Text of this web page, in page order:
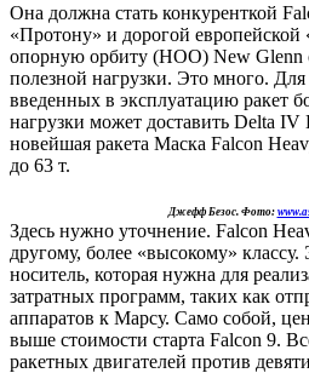
Она должна стать конкуренткой
«Протону» и дорогой
опорную орбиту (НОО) New Glenn
полезной нагрузки. Это много.
введенных в эксплуатацию ракет
нагрузки может доставить Delta IV
новейшая ракета Маска Falcon
до 63 т.
Джефф Безос. Фото:
Здесь нужно уточнение. Falcon
другому, более «высокому» классу.
носитель, которая нужна для
затратных программ, таких как
аппаратов к Марсу. Само собой,
выше стоимости старта Falcon 9.
ракетных двигателей против